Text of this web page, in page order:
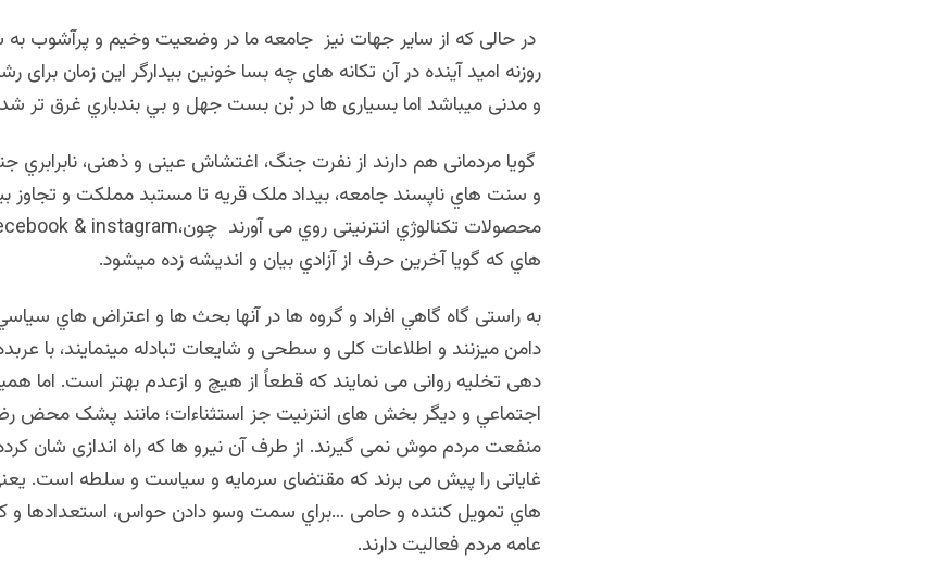
در حالی كه از سایر جهات نیز جامعه ما در وضعيت وخيم و پرآشوب به
روزنه اميد آينده در آن تکانه های چه بسا خونین بیدارگر این زمان برای
و مدنی میباشد اما بسیاری ها در بْن بست جهل و بي بندباري غرق تر
گویا مردمانی هم دارند از نفرت جنگ، اغتشاش عینی و ذهنی،
و سنت هاي ناپسند جامعه، بیداد ملک قریه تا مستبد مملکت و تجاوز
هاي كه گویا آخرين حرف از آزادي بيان و انديشه زده ميشود.
به راستی گاه گاهي افراد و گروه ها در آنها بحث ها و اعتراض هاي
دامن ميزنند و اطلاعات کلی و سطحی و شایعات تبادله مینمایند، با
دهی تخلیه روانی می نمایند که قطعاً از هیچ و ازعدم بهتر است. اما
اجتماعي و دیگر بخش های انترنيت جز استثناءات؛ مانند پشک محض
منفعت مردم موش نمی گیرند. از طرف آن نیرو ها که راه اندازی شان
غایاتی را پیش می برند که مقتضای سرمایه و سیاست و سلطه است.
هاي تمویل کننده و حامی …براي سمت وسو دادن حواس، استعدادها و
عامه مردم فعاليت دارند.